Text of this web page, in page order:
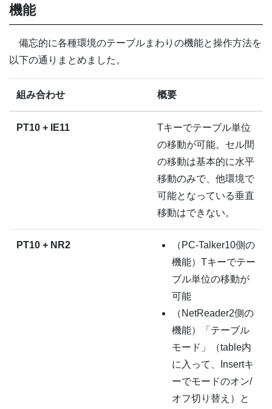
機能
備忘的に各種環境のテーブルまわりの機能と操作方法を
以下の通りまとめました。
組み合わせ 概要
PT10 + IE11
Tキーでテーブル単位
の移動が可能。セル間
の移動は基本的に水平
移動のみで、他環境で
可能となっている垂直
移動はできない。
PT10 + NR2
（PC-Talker10側の
機能）Tキーでテー
ブル単位の移動が
可能
（NetReader2側の
機能）「テーブル
モード」（table内
に入って、Insertキ
ーでモードのオン/
オフ切り替え）と